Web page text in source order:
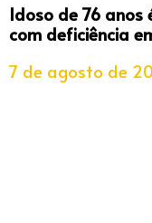
Idoso de 76 anos
com deficiência
7 de agosto de